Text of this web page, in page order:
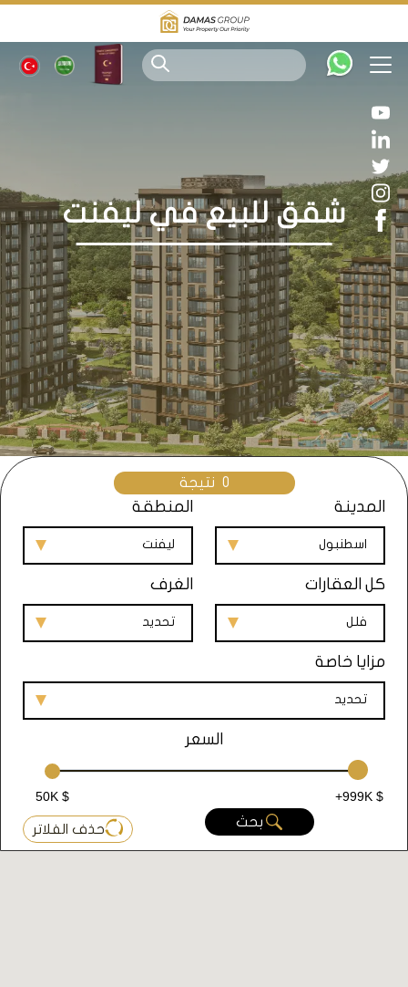
شقق للبيع في ليفنت
0 نتيجة
المدينة
اسطنبول
المنطقة
ليفنت
كل العقارات
فلل
الغرف
تحديد
مزايا خاصة
تحديد
السعر
50K $
+999K $
بحث
حذف الفلاتر